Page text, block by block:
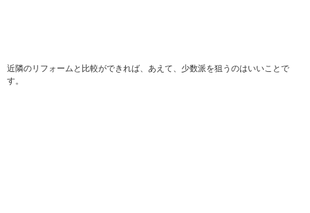
近隣のリフォームと比較ができれば、あえて、少数派を狙うのはいいことで
す。